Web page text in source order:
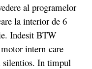
al programelor
la interior de 6
Indesit BTW
intern care
silentios. In timpul